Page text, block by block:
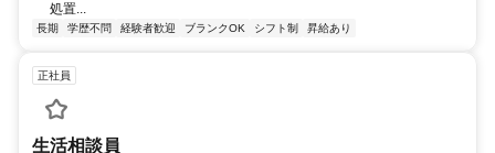
処置...
長期 学歴不問 経験者歓迎 ブランクOK シフト制 昇給あり
正社員
生活相談員